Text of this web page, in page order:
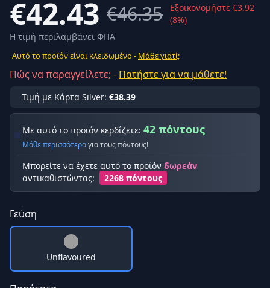
€42.43 €46.35
Εξοικονομήστε €3.92
(8%)
Η τιμή περιλαμβάνει ΦΠΑ
Αυτό το προϊόν είναι κλειδωμένο - Μάθε γιατί;
Πώς να παραγγείλετε; - Πατήστε για να μάθετε!
Τιμή με Κάρτα Silver: €38.39
Με αυτό το προϊόν κερδίζετε: 42 πόντους
Μάθε περισσότεραγια τους πόντους!
Μπορείτε να έχετε αυτό το προϊόν δωρεάν
αντικαθιστώντας:
2268 πόντους
Γεύση
Unflavoured